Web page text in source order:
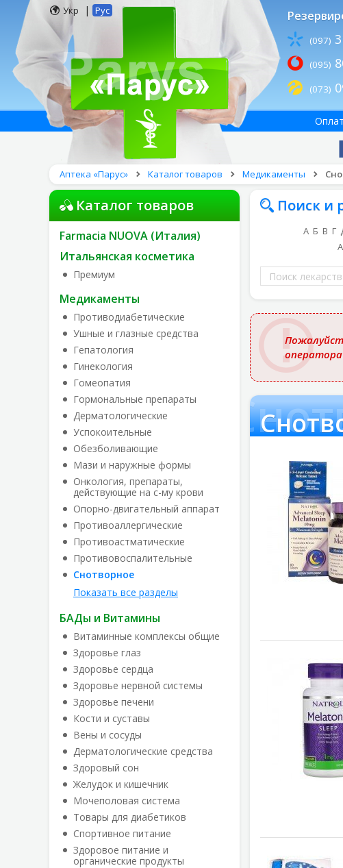
Укр | Рус
(097)
(095)
(073)
Аптека «Парус» Каталог товаров Медикаменты
Каталог товаров
Farmacia NUOVA (Италия)
Итальянская косметика
Премиум
Медикаменты
Противодиабетические
Ушные и глазные средства
Гепатология
Гинекология
Гомеопатия
Гормональные препараты
Дерматологические
Успокоительные
Обезболивающие
Мази и наружные формы
Онкология, препараты,
действующие на с-му крови
Опорно-двигательный аппарат
Противоаллергические
Противоастматические
Противовоспалительные
Снотворное
Показать все разделы
БАДы и Витамины
Витаминные комплексы общие
Здоровье глаз
Здоровье сердца
Здоровье нервной системы
Здоровье печени
Кости и суставы
Вены и сосуды
Дерматологические средства
Здоровый сон
Желудок и кишечник
Мочеполовая система
Товары для диабетиков
Спортивное питание
Здоровое питание и
органические продукты
Поиск и
А Б В Г
A
Поиск
лекарств
по
названию
оператора